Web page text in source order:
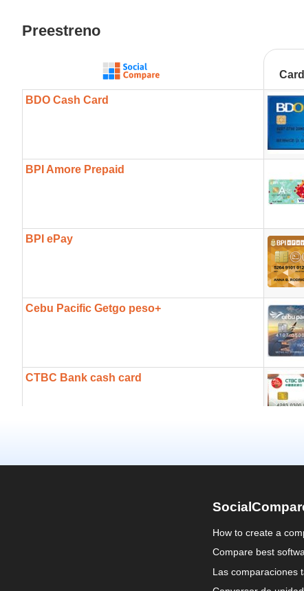
Preestreno
How to create a
Compare best
Las comparaciones